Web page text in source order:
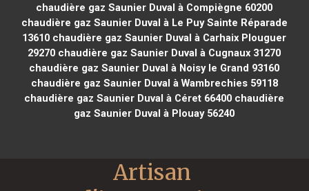
chaudière gaz Saunier Duval à Compiègne 60200
chaudière gaz Saunier Duval à Le Puy Sainte Réparade
13610 chaudière gaz Saunier Duval à Carhaix Plouguer
29270 chaudière gaz Saunier Duval à Cugnaux 31270
chaudière gaz Saunier Duval à Noisy le Grand 93160
chaudière gaz Saunier Duval à Wambrechies 59118
chaudière gaz Saunier Duval à Céret 66400 chaudière
gaz Saunier Duval à Plouay 56240
Artisan